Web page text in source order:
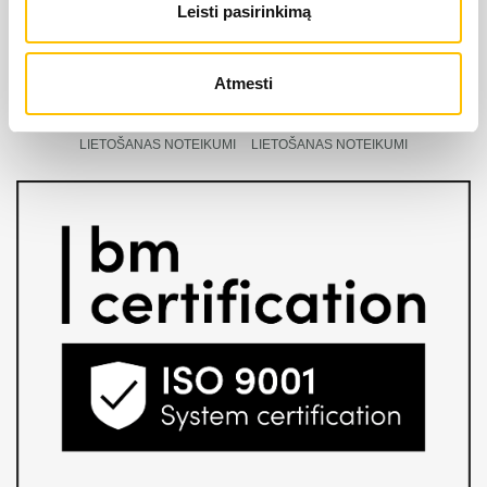
Leisti pasirinkimą
Atmesti
pieder oficiālās tiesības uz LIEBHERR produktu, servisa
un risinājumu izplatīšanu Latvijas teritorijā.
SĪKDATŅU IZMANTOŠANA
SĪKDATŅU IZMANTOŠANA
SĪKDATŅU IZMANTOŠANA
LIETOŠANAS NOTEIKUMI
LIETOŠANAS NOTEIKUMI
LIETOŠANAS NOTEIKUMI